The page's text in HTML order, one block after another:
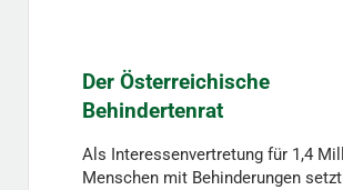
Der Österreichische
Behindertenrat
Als Interessenvertretung für 1,4
Menschen mit Behinderungen